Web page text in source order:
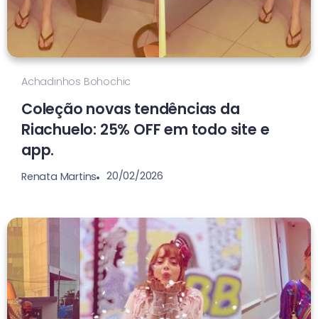
Achadinhos Bohochic
Coleção novas tendências da
Riachuelo: 25% OFF em todo site e
app.
Renata Martins 20/02/2026